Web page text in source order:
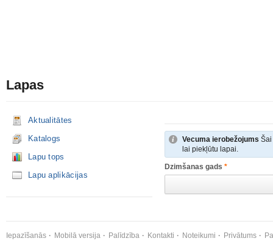
Lapas
Aktualitātes
Katalogs
Lapu tops
Lapu aplikācijas
Vecuma ierobežojums Šai
lai piekļūtu lapai.
Dzimšanas gads *
Iepazīšanās Mobilā versija Palīdzība Kontakti Noteikumi Privātums